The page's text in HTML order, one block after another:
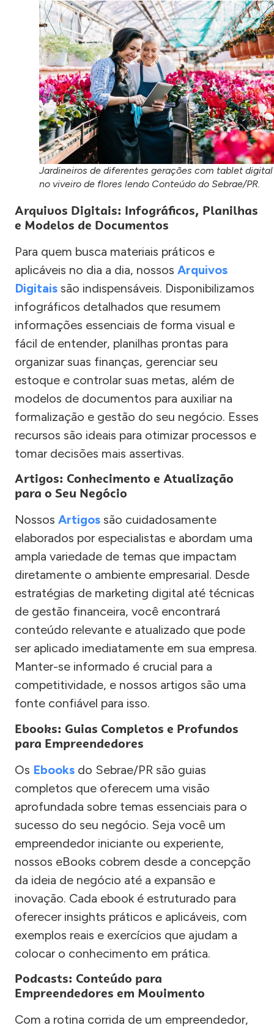
Jardineiros de diferentes gerações com tablet digital
no viveiro de flores lendo Conteúdo do Sebrae/PR.
Arquivos Digitais: Infográficos, Planilhas
e Modelos de Documentos
Para quem busca materiais práticos e
aplicáveis no dia a dia, nossos Arquivos
Digitais são indispensáveis. Disponibilizamos
infográficos detalhados que resumem
informações essenciais de forma visual e
fácil de entender, planilhas prontas para
organizar suas finanças, gerenciar seu
estoque e controlar suas metas, além de
modelos de documentos para auxiliar na
formalização e gestão do seu negócio. Esses
recursos são ideais para otimizar processos e
tomar decisões mais assertivas.
Artigos: Conhecimento e Atualização
para o Seu Negócio
Nossos Artigos são cuidadosamente
elaborados por especialistas e abordam uma
ampla variedade de temas que impactam
diretamente o ambiente empresarial. Desde
estratégias de marketing digital até técnicas
de gestão financeira, você encontrará
conteúdo relevante e atualizado que pode
ser aplicado imediatamente em sua empresa.
Manter-se informado é crucial para a
competitividade, e nossos artigos são uma
fonte confiável para isso.
Ebooks: Guias Completos e Profundos
para Empreendedores
Os Ebooks do Sebrae/PR são guias
completos que oferecem uma visão
aprofundada sobre temas essenciais para o
sucesso do seu negócio. Seja você um
empreendedor iniciante ou experiente,
nossos eBooks cobrem desde a concepção
da ideia de negócio até a expansão e
inovação. Cada ebook é estruturado para
oferecer insights práticos e aplicáveis, com
exemplos reais e exercícios que ajudam a
colocar o conhecimento em prática.
Podcasts: Conteúdo para
Empreendedores em Movimento
Com a rotina corrida de um empreendedor,